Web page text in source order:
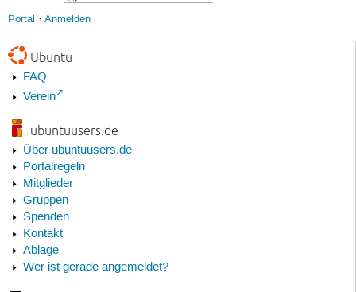
Portal Anmelden
Ubuntu
FAQ
Verein
ubuntuusers.de
Über ubuntuusers.de
Portalregeln
Mitglieder
Gruppen
Spenden
Kontakt
Ablage
Wer ist gerade angemeldet?